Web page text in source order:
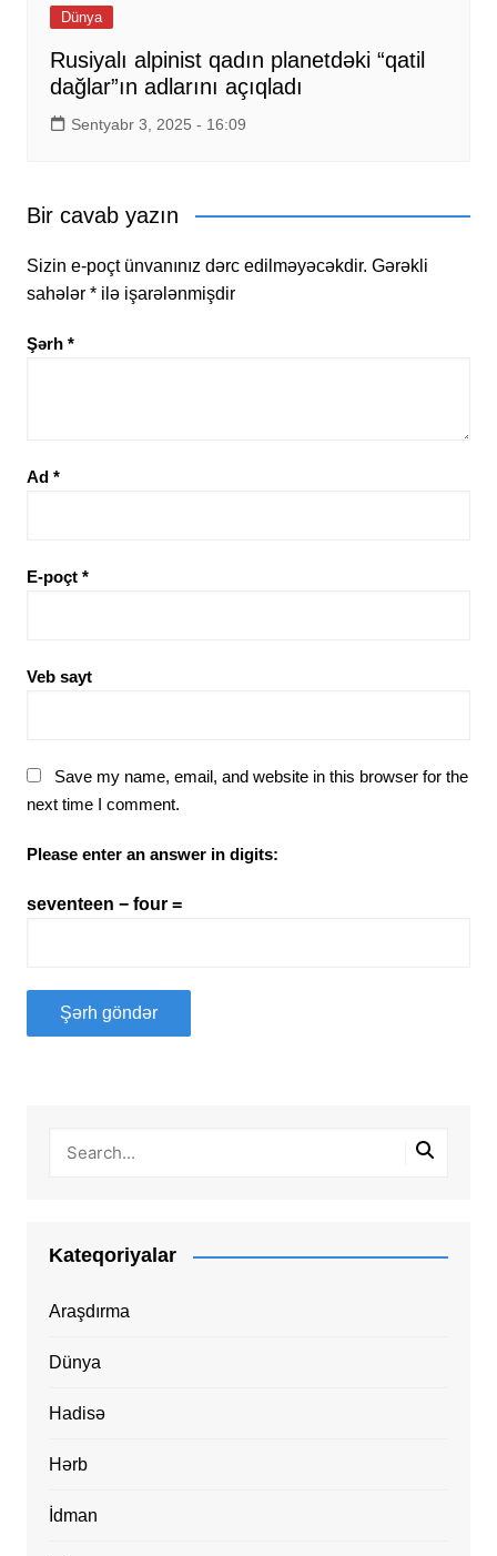
Dünya
Rusiyalı alpinist qadın planetdəki “qatil
dağlar”ın adlarını açıqladı
Sentyabr 3, 2025 - 16:09
Bir cavab yazın
Sizin e-poçt ünvanınız dərc edilməyəcəkdir. Gərəkli
sahələr *ilə işarələnmişdir
Şərh *
Ad *
E-poçt *
Veb sayt
Save my name, email, and website in this browser for the
next time I comment.
Please enter an answer in digits:
seventeen − four =
Kateqoriyalar
Araşdırma
Dünya
Hadisə
Hərb
İdman